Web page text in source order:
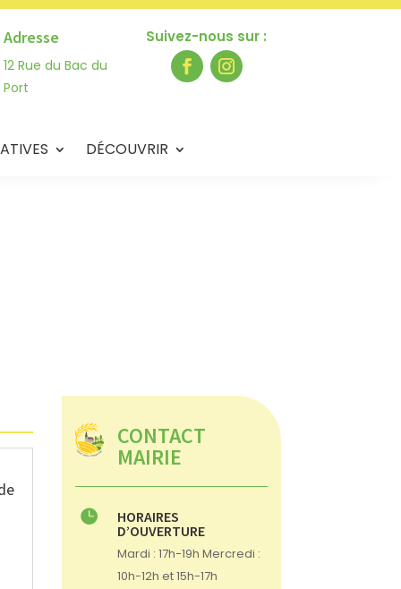
Adresse
12 Rue du Bac du
Port
Suivez-nous sur :
DÉCOUVRIR
CONTACT
MAIRIE

HORAIRES
D’OUVERTURE
Mardi : 17h-19h Mercredi :
10h-12h et 15h-17h